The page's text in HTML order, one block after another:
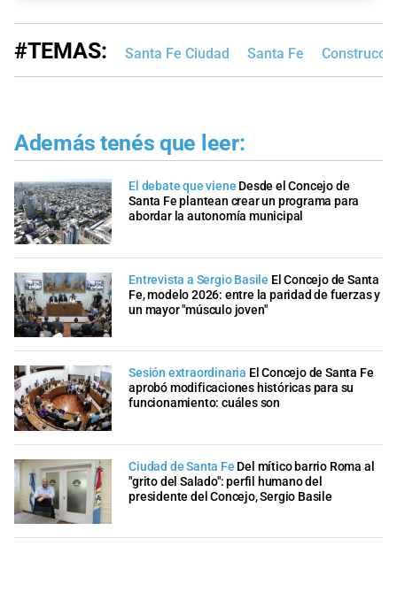
#TEMAS: Santa Fe Ciudad Santa Fe
Además tenés que leer:
El debate que viene Desde el Concejo de
Santa Fe plantean crear un programa para
abordar la autonomía municipal
Entrevista a Sergio Basile El Concejo de Santa
Fe, modelo 2026: entre la paridad de fuerzas y
un mayor "músculo joven"
Sesión extraordinaria El Concejo de Santa Fe
aprobó modificaciones históricas para su
funcionamiento: cuáles son
Ciudad de Santa Fe Del mítico barrio Roma al
"grito del Salado": perfil humano del
presidente del Concejo, Sergio Basile